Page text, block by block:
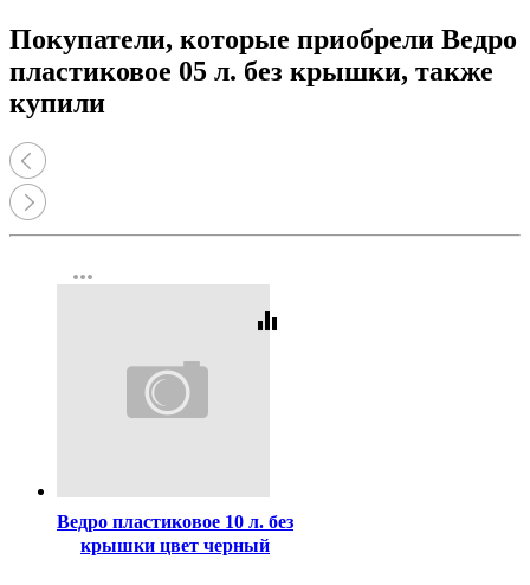
Покупатели, которые приобрели Ведро
пластиковое 05 л. без крышки, также
купили
more_horiz
equalizer
Ведро пластиковое 10 л. без
крышки цвет черный